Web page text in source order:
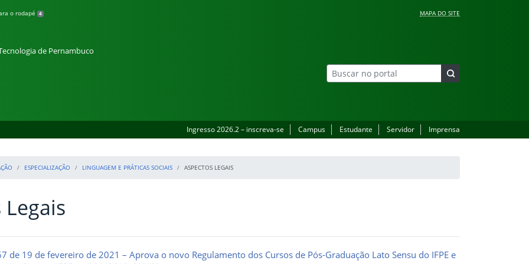
o rodapé 4 MAPA DO SITE
de Pernambuco
Ingresso 2026.2 – inscreva-se Campus Estudante Servidor Imprensa
ESPECIALIZAÇÃO LINGUAGEM E PRÁTICAS SOCIAIS ASPECTOS LEGAIS
de 19 de fevereiro de 2021 – Aprova o novo Regulamento dos Cursos de Pós-Graduação Lato Sensu do IFPE e